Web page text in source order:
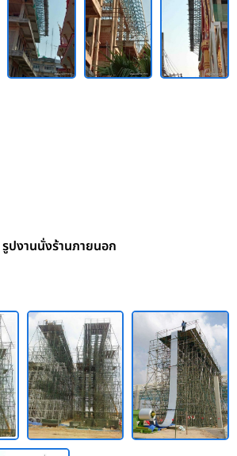
รูปงานนั่งร้านภายนอก